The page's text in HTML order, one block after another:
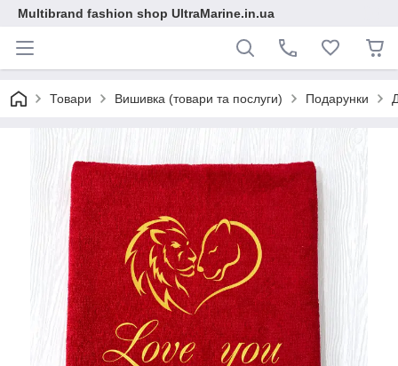
Multibrand fashion shop UltraMarine.in.ua
Товари Вишивка (товари та послуги) Подарунки